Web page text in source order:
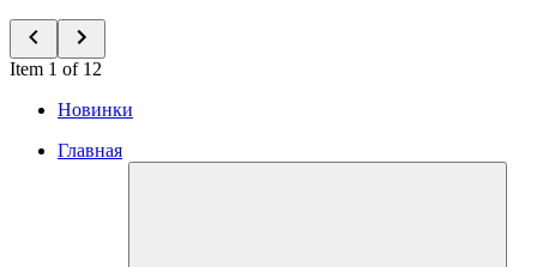
Item 1 of 12
Новинки
Главная